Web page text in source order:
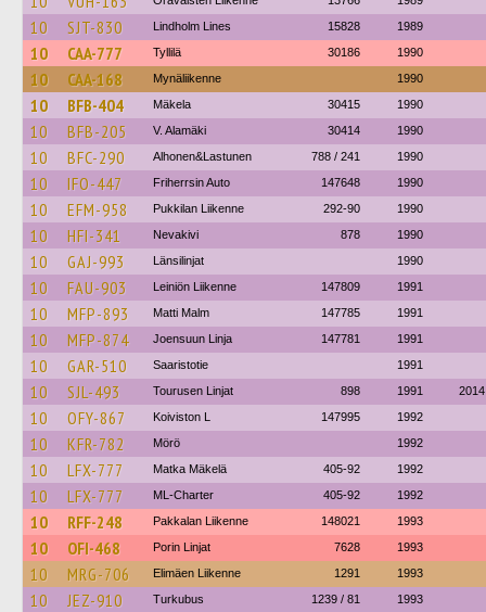
10 SJT-830 Lindholm Lines 15828 1989
10 CAA-777 Tyllilä 30186 1990
10 CAA-168 Mynäliikenne 1990
10 BFB-404 Mäkela 30415 1990
10 BFB-205 V. Alamäki 30414 1990
10 BFC-290 Alhonen&Lastunen 788 / 241 1990
10 IFO-447 Friherrsin Auto 147648 1990
10 EFM-958 Pukkilan Liikenne 292-90 1990
10 HFI-341 Nevakivi 878 1990
10 GAJ-993 Länsilinjat 1990
10 FAU-903 Leiniön Liikenne 147809 1991
10 MFP-893 Matti Malm 147785 1991
10 MFP-874 Joensuun Linja 147781 1991
10 GAR-510 Saaristotie 1991
10 SJL-493 Tourusen Linjat 898 1991 2014
10 OFY-867 Koiviston L 147995 1992
10 KFR-782 Mörö 1992
10 LFX-777 Matka Mäkelä 405-92 1992
10 LFX-777 ML-Charter 405-92 1992
10 RFF-248 Pakkalan Liikenne 148021 1993
10 OFI-468 Porin Linjat 7628 1993
10 MRG-706 Elimäen Liikenne 1291 1993
10 JEZ-910 Turkubus 1239 / 81 1993